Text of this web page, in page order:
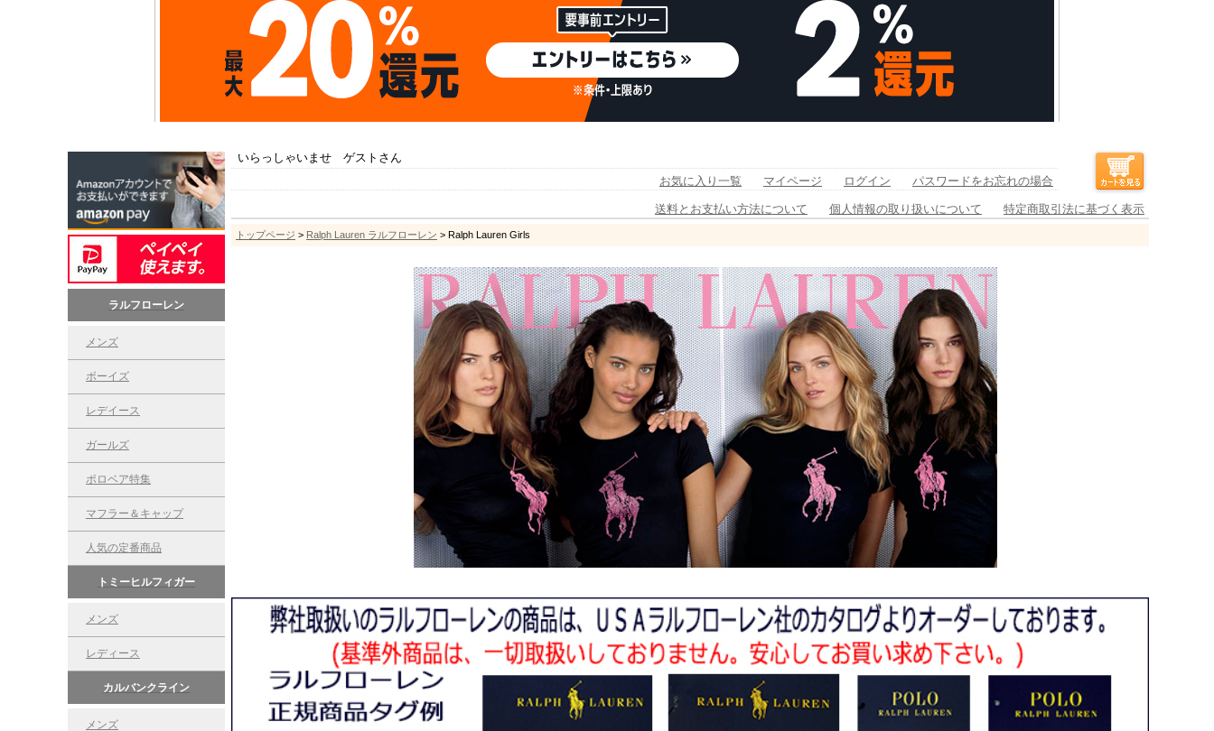
ラルフローレン
メンズ
ボーイズ
レデイース
ガールズ
ポロベア特集
マフラー＆キャップ
人気の定番商品
トミーヒルフィガー
メンズ
レディース
カルバンクライン
メンズ
いらっしゃいませ ゲストさん
お気に入り一覧
マイページ ログイン パスワードをお忘れの場合
送料とお支払い方法について 個人情報の取り扱いについて 特定商取引法に基づく表示
トップページ > Ralph Lauren ラルフローレン > Ralph Lauren Girls